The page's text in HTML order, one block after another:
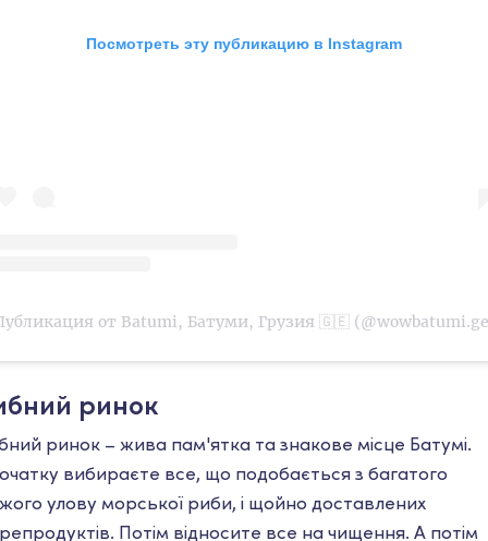
Посмотреть эту публикацию в Instagram
от Batumi, Батуми, Грузия 🇬🇪
ринок
ринок – жива пам'ятка та знакове місце Батумі.
вибираєте все, що подобається з багатого
улову морської риби, і щойно доставлених
Потім відносите все на чищення. А потім